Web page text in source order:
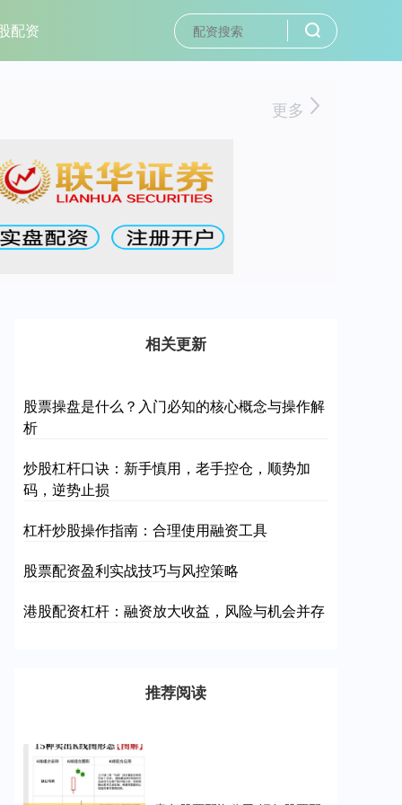
配资
更多
相关更新
股票操盘是什么？入门必知的核心概念与操作解
析
炒股杠杆口诀：新手慎用，老手控仓，顺势加
码，逆势止损
杠杆炒股操作指南：合理使用融资工具
股票配资盈利实战技巧与风控策略
港股配资杠杆：融资放大收益，风险与机会并存
推荐阅读